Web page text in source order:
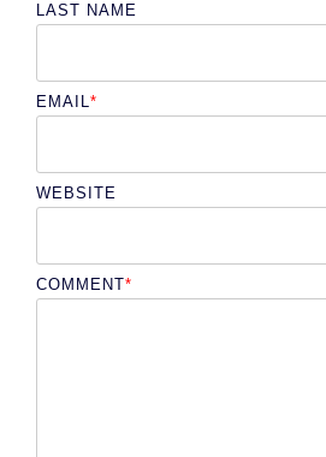
LAST NAME
EMAIL*
WEBSITE
COMMENT*